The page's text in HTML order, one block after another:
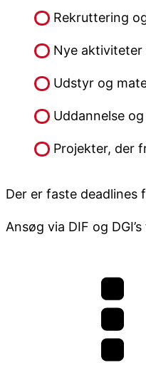
Rekruttering
Nye aktiviteter
Udstyr og
Uddannelse
Projekter, der
Der er faste
Ansøg via DIF og